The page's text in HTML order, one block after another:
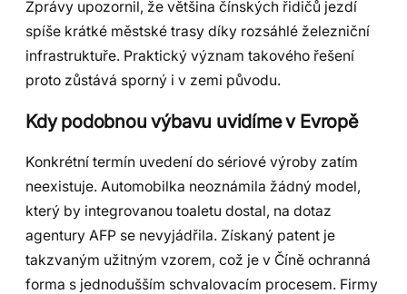
Zprávy upozornil, že většina čínských řidičů jezdí
spíše krátké městské trasy díky rozsáhlé železniční
infrastruktuře. Praktický význam takového řešení
proto zůstává sporný i v zemi původu.
Kdy podobnou výbavu uvidíme v Evropě
Konkrétní termín uvedení do sériové výroby zatím
neexistuje. Automobilka neoznámila žádný model,
který by integrovanou toaletu dostal, na dotaz
agentury AFP se nevyjádřila. Získaný patent je
takzvaným užitným vzorem, což je v Číně ochranná
forma s jednodušším schvalovacím procesem. Firmy